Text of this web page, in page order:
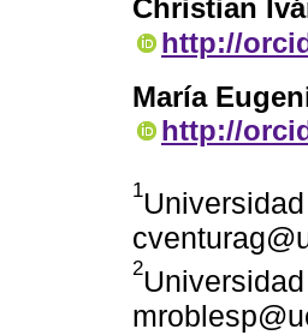
Christian
http://
María
http://
1
2